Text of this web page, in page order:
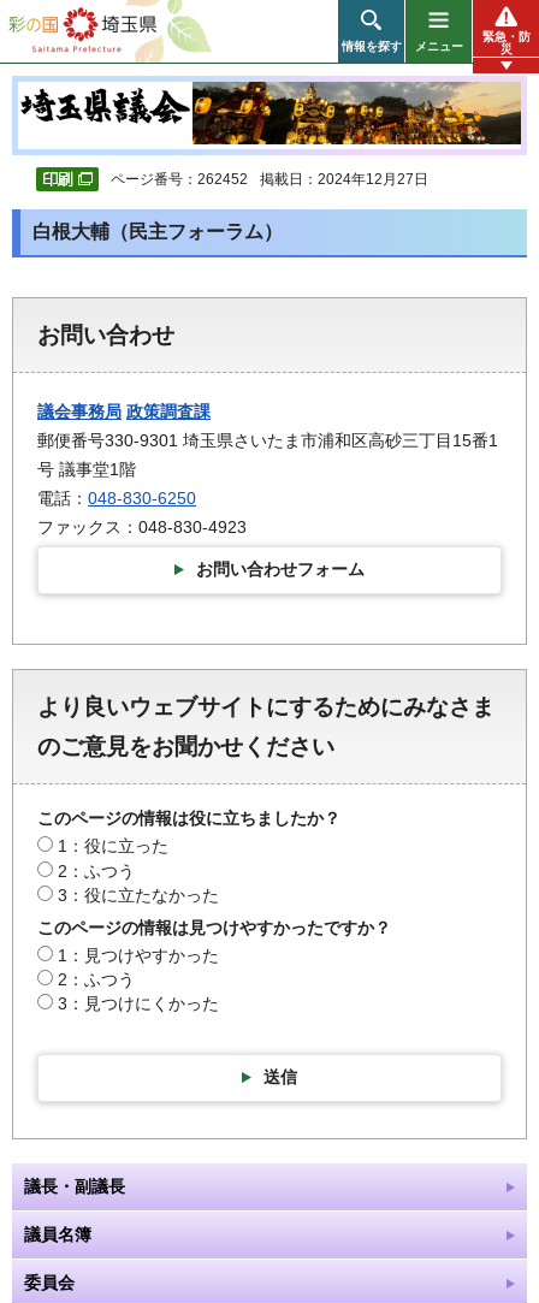
彩の国 埼玉県
情報を探す メニュー
緊急・防
災
ページ番号：262452 掲載日：2024年12月27日
白根大輔（民主フォーラム）
お問い合わせ
議会事務局 政策調査課
郵便番号330-9301 埼玉県さいたま市浦和区高砂三丁目15番1
号 議事堂1階
電話： 048-830-6250
ファックス：048-830-4923
お問い合わせフォーム
より良いウェブサイトにするためにみなさま
のご意見をお聞かせください
このページの情報は役に立ちましたか？
1：役に立った
2：ふつう
3：役に立たなかった
このページの情報は見つけやすかったですか？
1：見つけやすかった
2：ふつう
3：見つけにくかった
送信
議長・副議長
議員名簿
委員会